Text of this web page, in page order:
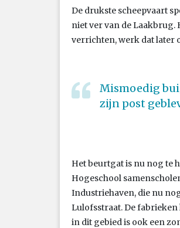
De drukste scheepvaart
niet ver van de
verrichten, werk dat later
Mismoedig
zijn post
Het beurtgat is nu nog te
Hogeschool
Industriehaven, die nu
Lulofsstraat. De
in dit gebied is ook een